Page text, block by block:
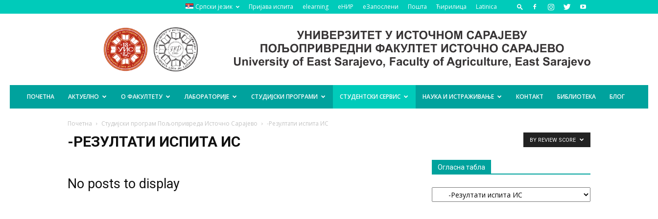
Српски језик Пријава испита elearning еНИР еЗапослени Пошта Ћирилица Latinica
Пољопривредни
Факултет
Источно
Сарајево
ПОЧЕТНА АКТУЕЛНО О ФАКУЛТЕТУ ЛАБОРАТОРИЈЕ СТУДИЈСКИ ПРОГРАМИ СТУДЕНТСКИ СЕРВИС НАУКА И ИСТРАЖИВАЊЕ КОНТАКТ БИБЛИОТЕКА БЛОГ
Почетна Студијски програм Пољопривреда Источно Сарајево -Резултати испита ИС
-РЕЗУЛТАТИ ИСПИТА ИС BY REVIEW SCORE
No posts to display
Огласна табла
Огласна
табла